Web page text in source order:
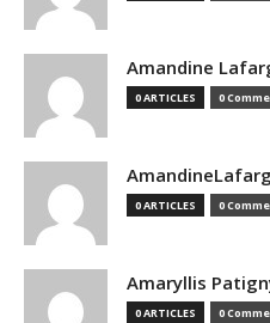
Amandine
0 ARTICLES 0
0 ARTICLES 0
Amaryllis
0 ARTICLES 0